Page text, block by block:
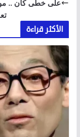
على خطى كان ..
الأكثر قراءة